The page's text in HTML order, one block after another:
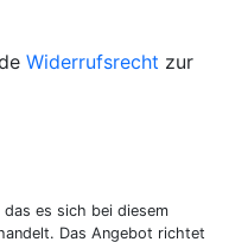
Widerrufsrecht zur
es sich bei diesem
Das Angebot richtet